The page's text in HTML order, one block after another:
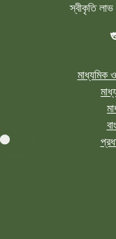
24
২০২৪ সালের ডিগ্রি(পাস)
07
একাদশ শ্রেণিতে ২০২৫-২০২৬
কার্যক্রম সম্পর্কিত বিজ্ঞপ্তি
২০২০-২০২১ শিক্ষাবর্ষের
স্বীকৃতি
মাধ্যমিক